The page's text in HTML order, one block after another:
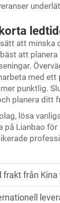
att minska
att
med
punktlig.
planera ditt
lösa
på Lianbao
frakt från